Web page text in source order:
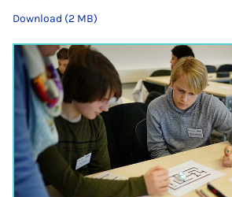
Download (2 MB)